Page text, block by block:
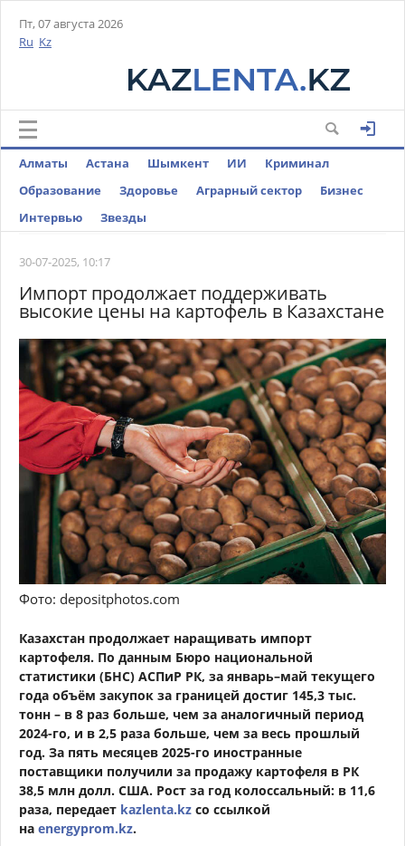
Пт, 07 августа 2026
Ru Kz
Алматы Астана Шымкент ИИ
Криминал
Образование
Здоровье Аграрный сектор
Бизнес
Интервью
Звезды
30-07-2025, 10:17
Импорт продолжает поддерживать
высокие цены на картофель в Казахстане
Фото: depositphotos.com
Казахстан продолжает наращивать импорт
картофеля. По данным Бюро национальной
статистики (БНС) АСПиР РК, за январь–май текущего
года объём закупок за границей достиг 145,3 тыс.
тонн – в 8 раз больше, чем за аналогичный период
2024-го, и в 2,5 раза больше, чем за весь прошлый
год. За пять месяцев 2025-го иностранные
поставщики получили за продажу картофеля в РК
38,5 млн долл. США. Рост за год колоссальный: в 11,6
раза, передает kazlenta.kz со ссылкой
на energyprom.kz.